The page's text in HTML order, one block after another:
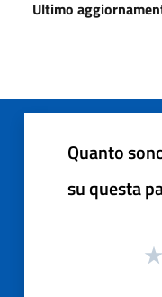
Ultimo
Quanto
su questa